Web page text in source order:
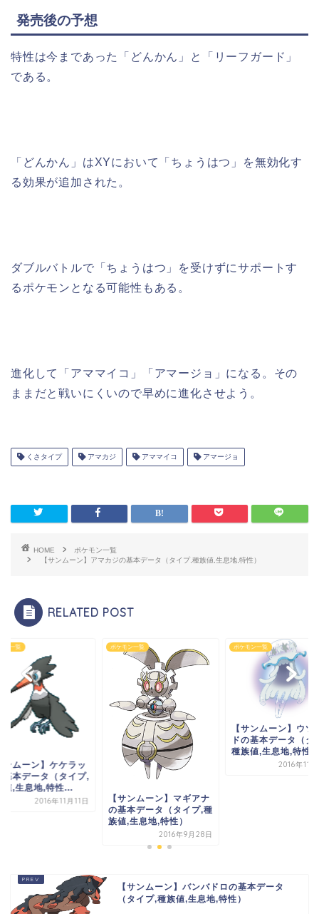
発売後の予想
特性は今まであった「どんかん」と「リーフガード」
である。
「どんかん」はXYにおいて「ちょうはつ」を無効化す
る効果が追加された。
ダブルバトルで「ちょうはつ」を受けずにサポートす
るポケモンとなる可能性もある。
進化して「アママイコ」「アマージョ」になる。その
ままだと戦いにくいので早めに進化させよう。
くさタイプ アマカジ アママイコ アマージョ
HOME
ポケモン一覧
【サンムーン】アマカジの基本データ（タイプ,種族値,生息地,特性）
RELATED POST
ン一覧
ンムーン】ケケラッ
基本データ（タイプ,
値,生息地,特性...
2016年11月11日
ポケモン一覧
【サンムーン】マギアナ
の基本データ（タイプ,種
族値,生息地,特性）
2016年9月28日
ポケモン一覧
【サンムーン】ウツ
ドの基本データ（タ
種族値,生息地,特性...
2016年11
【サンムーン】バンバドロの基本データ
（タイプ,種族値,生息地,特性）